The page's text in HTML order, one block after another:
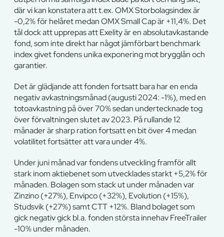
där vi kan konstatera att t.ex. OMX Storbolagsindex är
-0,2% för helåret medan OMX Small Cap är +11,4%. Det
tål dock att upprepas att Exelity är en absolutavkastande
fond, som inte direkt har något jämförbart benchmark
index givet fondens unika exponering mot brygglån och
garantier.
Det är glädjande att fonden fortsatt bara har en enda
negativ avkastningsmånad (augusti 2024: -1%), med en
totoavkastning på över 70% sedan undertecknade tog
över förvaltningen slutet av 2023. På rullande 12
månader är sharp ration fortsatt en bit över 4 medan
volatilitet fortsätter att vara under 4%.
Under juni månad var fondens utveckling framför allt
stark inom aktiebenet som utvecklades starkt +5,2% för
månaden. Bolagen som stack ut under månaden var
Zinzino (+27%), Envipco (+32%), Evolution (+15%),
Studsvik (+27%) samt CTT +12%. Bland bolaget som
gick negativ gick bl.a. fonden största innehav FreeTrailer
-10% under månaden.